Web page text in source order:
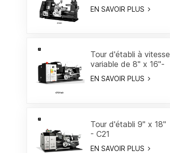
18"
EN SAVOIR PLUS
Tour d'établi à vitesse
variable de 8" x 16"-
CT2140
EN SAVOIR PLUS
Tour d'établi 9" x 18"
- C21
EN SAVOIR PLUS